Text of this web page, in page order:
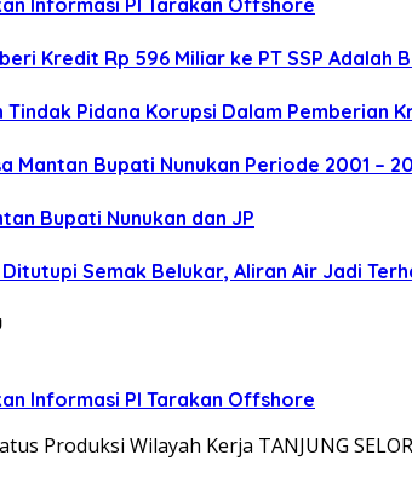
Informasi PI Tarakan Offshore
Kredit Rp 596 Miliar ke PT SSP Adalah
Pidana Korupsi Dalam Pemberian
Mantan Bupati Nunukan Periode 2001 –
Bupati Nunukan dan JP
Semak Belukar, Aliran Air Jadi
Informasi PI Tarakan Offshore
Produksi Wilayah Kerja TANJUNG